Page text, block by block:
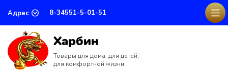
Адрес 8-34551-5-01-51
Харбин
Товары для дома, для детей,
для комфортной жизни